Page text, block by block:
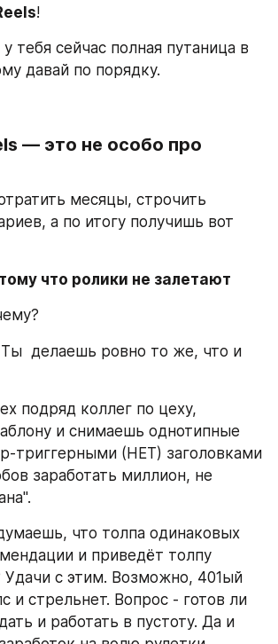
!
тебя сейчас полная путаница в
давай по порядку.
— это не особо про
месяцы, строчить
а по итогу получишь вот
что ролики не залетают
делаешь ровно то же, что и
подряд коллег по цеху,
и снимаешь однотипные
триггерными (НЕТ) заголовками
заработать миллион, не
что толпа одинаковых
и приведёт толпу
Удачи с этим. Возможно, 401ый
и стрельнет. Вопрос - готов ли
и работать в пустоту. Да и